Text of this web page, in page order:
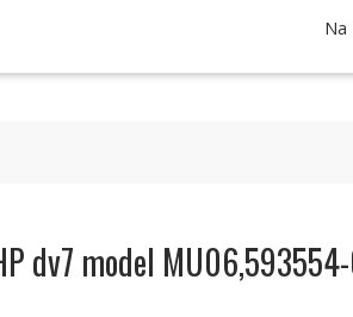
Na
dv7 model